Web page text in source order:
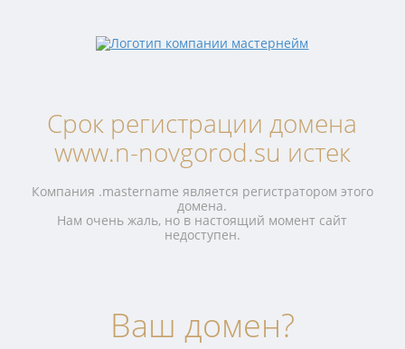
Срок регистрации домена
www.n-novgorod.su истек
Компания .mastername является регистратором этого
домена.
Нам очень жаль, но в настоящий момент сайт
недоступен.
Ваш домен?